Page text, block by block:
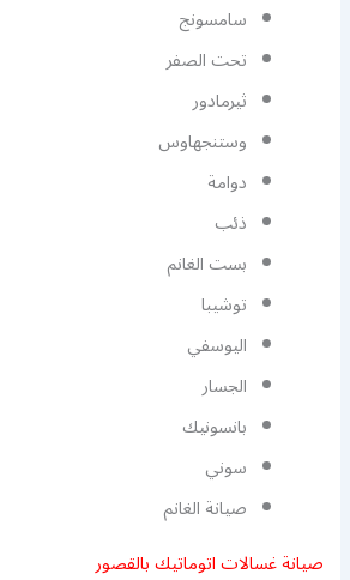
سامسونج
تحت الصفر
ثيرمادور
وستنجهاوس
دوامة
ذئب
بست الغانم
توشيبا
اليوسفي
الجسار
بانسونيك
سوني
صيانة الغانم
صيانة غسالات اتوماتيك بالقصور